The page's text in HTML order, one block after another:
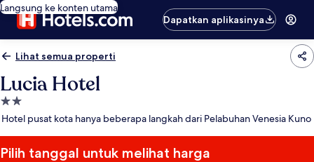
Langsung ke konten utama
Dapatkan aplikasinya
Lihat semua properti
Lucia Hotel
Properti
bintang
Hotel pusat kota hanya beberapa langkah dari Pelabuhan Venesia Kuno
Pilih tanggal untuk melihat harga